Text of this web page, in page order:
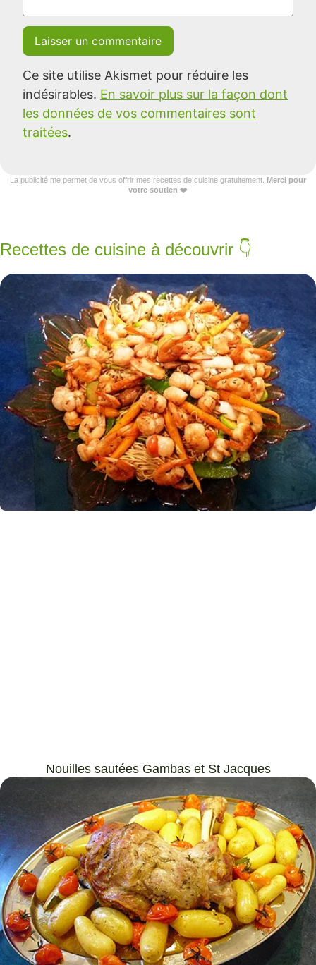
Ce site utilise Akismet pour réduire les
indésirables. En savoir plus sur la façon dont
les données de vos commentaires sont
traitées.
La publicité me permet de vous offrir mes recettes de cuisine gratuitement. Merci pour
votre soutien ❤️
Recettes de cuisine à découvrir 👇
Nouilles sautées Gambas et St Jacques